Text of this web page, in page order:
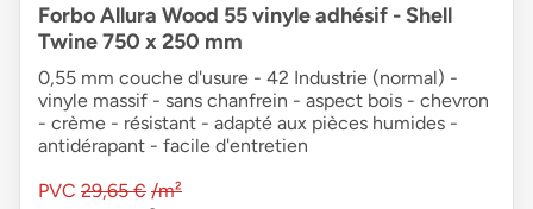
Forbo Allura Wood 55 vinyle adhésif - Shell
Twine 750 x 250 mm
0,55 mm couche d'usure - 42 Industrie (normal) -
vinyle massif - sans chanfrein - aspect bois - chevron
- crème - résistant - adapté aux pièces humides -
antidérapant - facile d'entretien
PVC 29,65 € /m²